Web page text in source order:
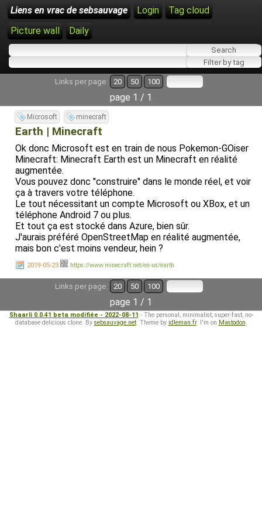
Liens en vrac de sebsauvage Login
Tag cloud
Picture wall
Daily
Links per page: 20 50 100
page 1 / 1
Microsoft minecraft
Earth | Minecraft
Ok donc Microsoft est en train de nous Pokemon-GOiser
Minecraft: Minecraft Earth est un Minecraft en réalité
augmentée.
Vous pouvez donc "construire" dans le monde réel, et voir
ça à travers votre téléphone.
Le tout nécessitant un compte Microsoft ou XBox, et un
téléphone Android 7 ou plus.
Et tout ça est stocké dans Azure, bien sûr.
J'aurais préféré OpenStreetMap en réalité augmentée,
mais bon c'est moins vendeur, hein ?
2019-05-23 https://www.minecraft.net/en-us/earth
Links per page: 20 50 100
page 1 / 1
Shaarli 0.0.41 beta modifiée - 2022-08-11 - The personal, minimalist, super-fast, no-
database delicious clone. By sebsauvage.net. Theme by idleman.fr. I'm on Mastodon.